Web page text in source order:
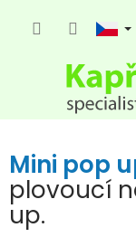
Mini pop
plovoucí
up.